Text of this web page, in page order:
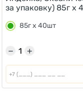
за упаковку) 85г х
85г х 40шт
+
−